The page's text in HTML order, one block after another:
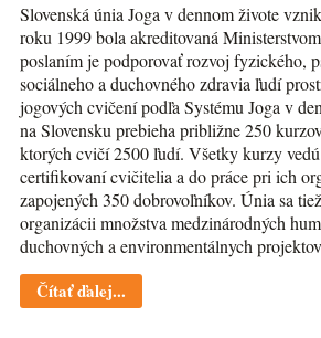
Slovenská únia Joga v dennom živote
roku 1999 bola akreditovaná
poslaním je podporovať rozvoj fyzického,
sociálneho a duchovného zdravia ľudí
jogových cvičení podľa Systému Joga v
na Slovensku prebieha približne 250
ktorých cvičí 2500 ľudí. Všetky kurzy
certifikovaní cvičitelia a do práce pri ich
zapojených 350 dobrovoľníkov. Únia sa
organizácii množstva medzinárodných
duchovných a environmentálnych
Čítať ďalej...